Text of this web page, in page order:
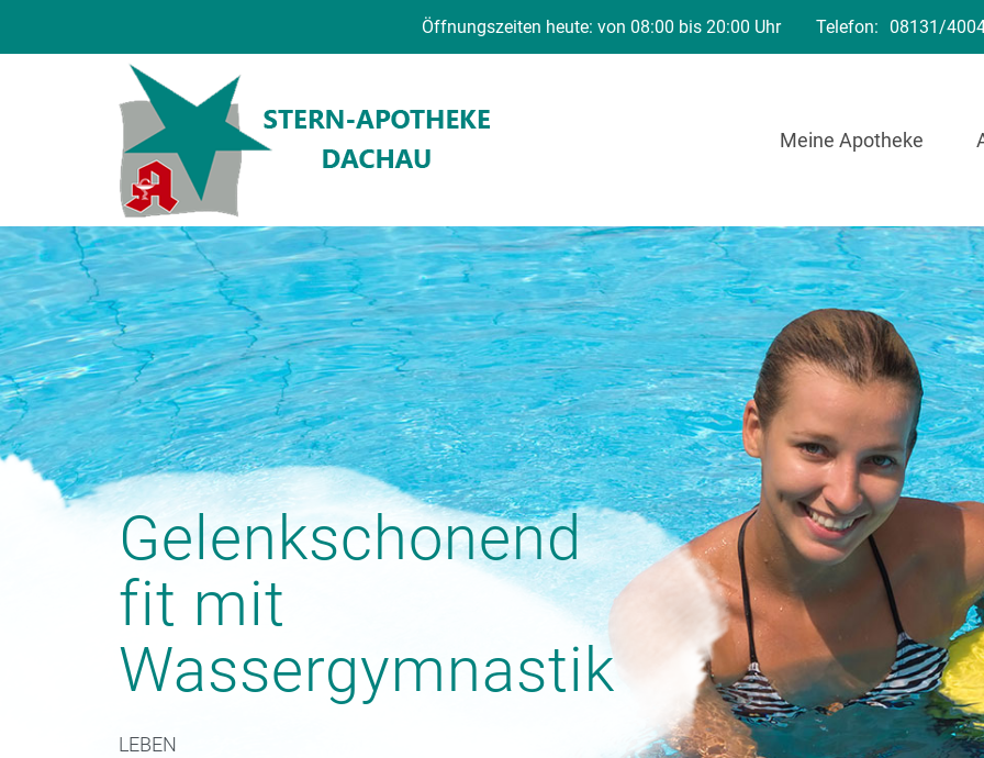
Öffnungszeiten heute: von 08:00 bis 20:00 Uhr Telefon: 08131/
Meine Apotheke
Gelenkschonend
fit mit
Wassergymnastik
LEBEN